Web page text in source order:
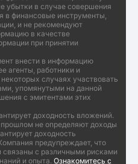
убытки в случае совершения
в финансовые инструменты,
и не рекомендуют
в качестве
при принятии
внести в информацию
агенты, работники и
случаях участвовать
упомянутыми на данной
с эмитентами этих
доходность вложений.
не определяют доходы
доходность
предупреждает, что
с различными рисками
и опыта. Ознакомитесь с